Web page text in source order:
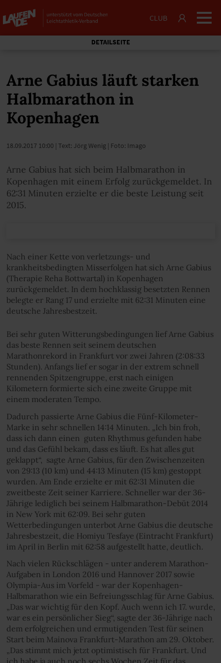
CLUB
DETAILSEITE
Arne Gabius läuft starken
Halbmarathon in
Kopenhagen
18.09.2017 10:00 | Text: Jörg Wenig | Foto: Imago
Arne Gabius hat sich beim Halbmarathon in
Kopenhagen mit einem Erfolg zurückgemeldet. In
62:31 Minuten erzielte er die beste Leistung seit
2015.
Nach einer Kette von verletzungs- und
krankheitsbedingten Misserfolgen hat sich Arne Gabius
(Therapie Reha Bottwartal) in Kopenhagen
zurückgemeldet. In dem hochklassig besetzten Rennen
belegte er Rang 17 und erzielte mit 62:31 Minuten eine
deutsche Jahresbestzeit.
Bei sehr guten Witterungsbedingungen lief Arne Gabius
das beste Rennen seit seinem deutschen
Marathonrekord in Frankfurt vor zwei Jahren (2:08:33
Stunden). Anfangs lief er sogar in der extrem schnell
rennenden Spitzengruppe, erst nach einigen
Kilometern formierte sich eine zweite Gruppe mit
einem moderaten Tempo.
Dadurch passierte Arne Gabius die Fünf-Kilometer-
Marke in sehr schnellen 14:14 Minuten. „Ich bin froh,
dass ich dann einen guten Rhythmus gefunden habe
und das Gefühl bekam, dass es läuft. Es hat alles gut
geklappt“, sagte Arne Gabius, für den Zwischenzeiten
von 29:13 (10 km) und 44:13 Minuten (15 km) gestoppt
wurden. Am Ende erzielte er mit 62:31 Minuten die
zweitbeste Zeit seiner Karriere. Schneller war der 36-
Jährige lediglich bei seinem Halbmarathon-Debüt 2014
in New York mit 62:09. Bei sehr guten
Wetterbedingungen unterbot Arne Gabius die deutsche
Jahresbestzeit, die Homiyu Tesfaye (Eintracht Frankfurt)
im April in Berlin mit 62:58 aufgestellt hatte, deutlich.
Nach vielen Rückschlägen - unter anderem Marathon-
Aufgaben in London 2016 und Hannover 2017 sowie
Olympia-Aus im Vorfeld - war der Kopenhagen-
Halbmarathon wie ein Befreiungsschlag für Arne Gabius.
„Das war wichtig für den Kopf. Auch wenn ich 17. wurde,
war es ein persönlicher Sieg“, sagte der 36-Jährige nach
dem erfolgreichen und ermutigenden Test für seinen
Start beim Mainova Frankfurt-Marathon am 29. Oktober.
„Das stimmt mich jetzt optimistisch für Frankfurt. Und
ich habe ja auch noch sechs Wochen Zeit für das